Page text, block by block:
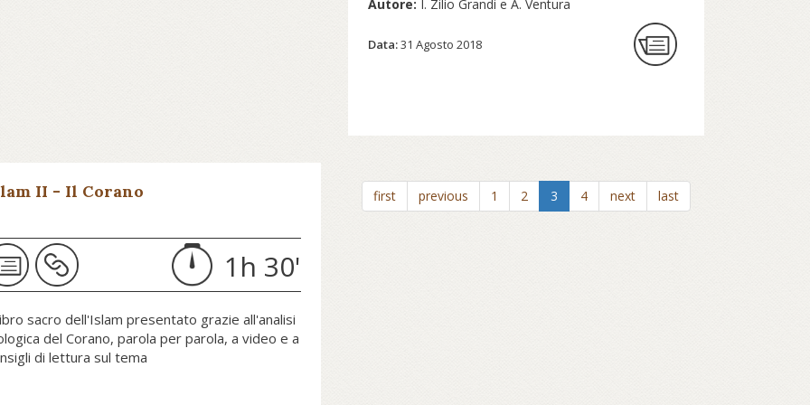
Autore: I. Zilio Grandi e A. Ventura
Data:31 Agosto 2018
II - Il Corano
1h 30'
sacro dell'Islam presentato grazie all'analisi
del Corano, parola per parola, a video e a
di lettura sul tema
first previous 1 2 3 4 next last